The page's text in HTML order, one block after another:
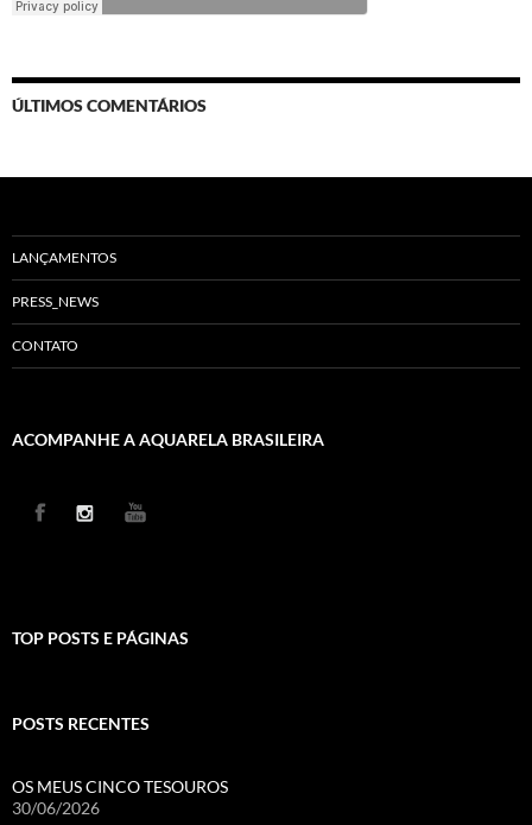
ÚLTIMOS COMENTÁRIOS
LANÇAMENTOS
PRESS_NEWS
CONTATO
ACOMPANHE A AQUARELA BRASILEIRA
TOP POSTS E PÁGINAS
POSTS RECENTES
OS MEUS CINCO TESOUROS
30/06/2026